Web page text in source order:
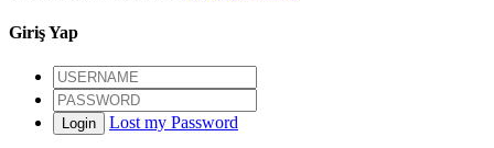
Giriş Yap
Login Lost my Password